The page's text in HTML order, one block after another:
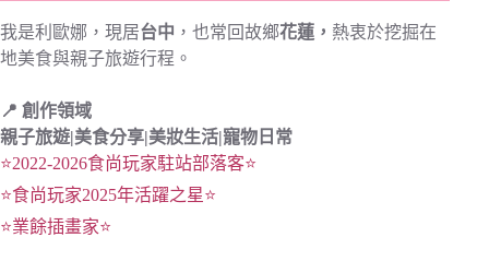
我是利歐娜，現居台中 ，也常回故鄉花蓮， 熱衷於挖掘在
地美食與親子旅遊行程。
📍 創作領域
親子旅遊|美食分享|美妝生活|寵物日常
⭐2022-2026食尚玩家駐站部落客⭐
⭐食尚玩家2025年活躍之星⭐
⭐業餘插畫家⭐